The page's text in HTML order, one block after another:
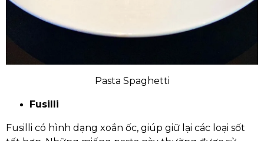
Pasta Spaghetti
Fusilli
Fusilli có hình dạng xoắn ốc, giúp giữ lại các loại sốt